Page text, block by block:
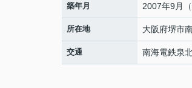
築年月 2007年9月（
所在地 大阪府堺市
交通 南海電鉄泉